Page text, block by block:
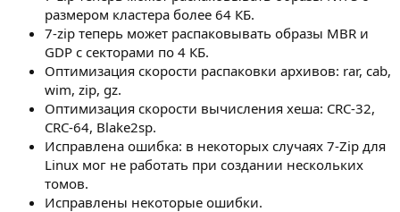
размером кластера более 64 КБ.
7-zip теперь может распаковывать образы MBR и
GDP с секторами по 4 КБ.
Оптимизация скорости распаковки архивов: rar, cab,
wim, zip, gz.
Оптимизация скорости вычисления хеша: CRC-32,
CRC-64, Blake2sp.
Исправлена ошибка: в некоторых случаях 7-Zip для
Linux мог не работать при создании нескольких
томов.
Исправлены некоторые ошибки.